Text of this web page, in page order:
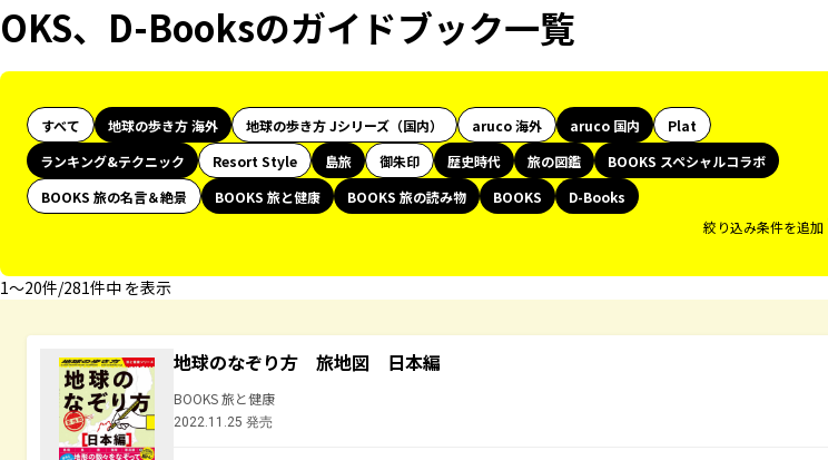
OKS、D-Booksのガイドブック一覧
すべて 地球の歩き方 海外 地球の歩き方 Jシリーズ（国内） aruco 海外 aruco 国内
Plat
ランキング&テクニック
Resort Style 島旅 御朱印 歴史時代 旅の図鑑
BOOKS スペシャルコラボ
BOOKS 旅の名言＆絶景
BOOKS 旅と健康 BOOKS 旅の読み物 BOOKS
D-Books
絞り込み条件を追加
1〜20件/281件中 を表示
地球のなぞり方 旅地図 日本編
BOOKS 旅と健康
2022.11.25 発売